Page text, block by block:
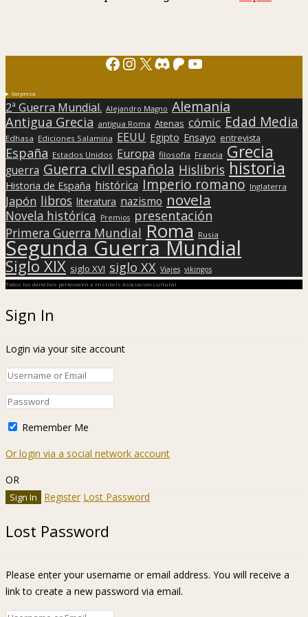
Facebook
Instagram
X Discord
Patreon
YouTube
Sorpresa
2ª Guerra Mundial. Alejandro Magno Alemania
Antigua Grecia antigua Roma Atenas cómic Edad Media
Edhasa Ediciones Salamina EEUU Egipto Ensayo entrevista
España Estados Unidos Europa filosofía Francia Grecia
guerra Guerra civil española Hislibris historia
Historia de España histórica Imperio romano Inglaterra
Japón libros literatura nazismo novela
Novela histórica Premios presentación
Primera Guerra Mundial Roma Rusia
Segunda Guerra Mundial
Siglo XIX siglo XVI siglo XX Viajes vikingos
Todos los derechos pertenecen a Hislibris Asociación cultural
Sign In
Login via your site account
Remember Me
Or login via a social network account
OR
Register Lost Password
Lost Password
Please enter your username or email address. You will receive a
link to create a new password via email.